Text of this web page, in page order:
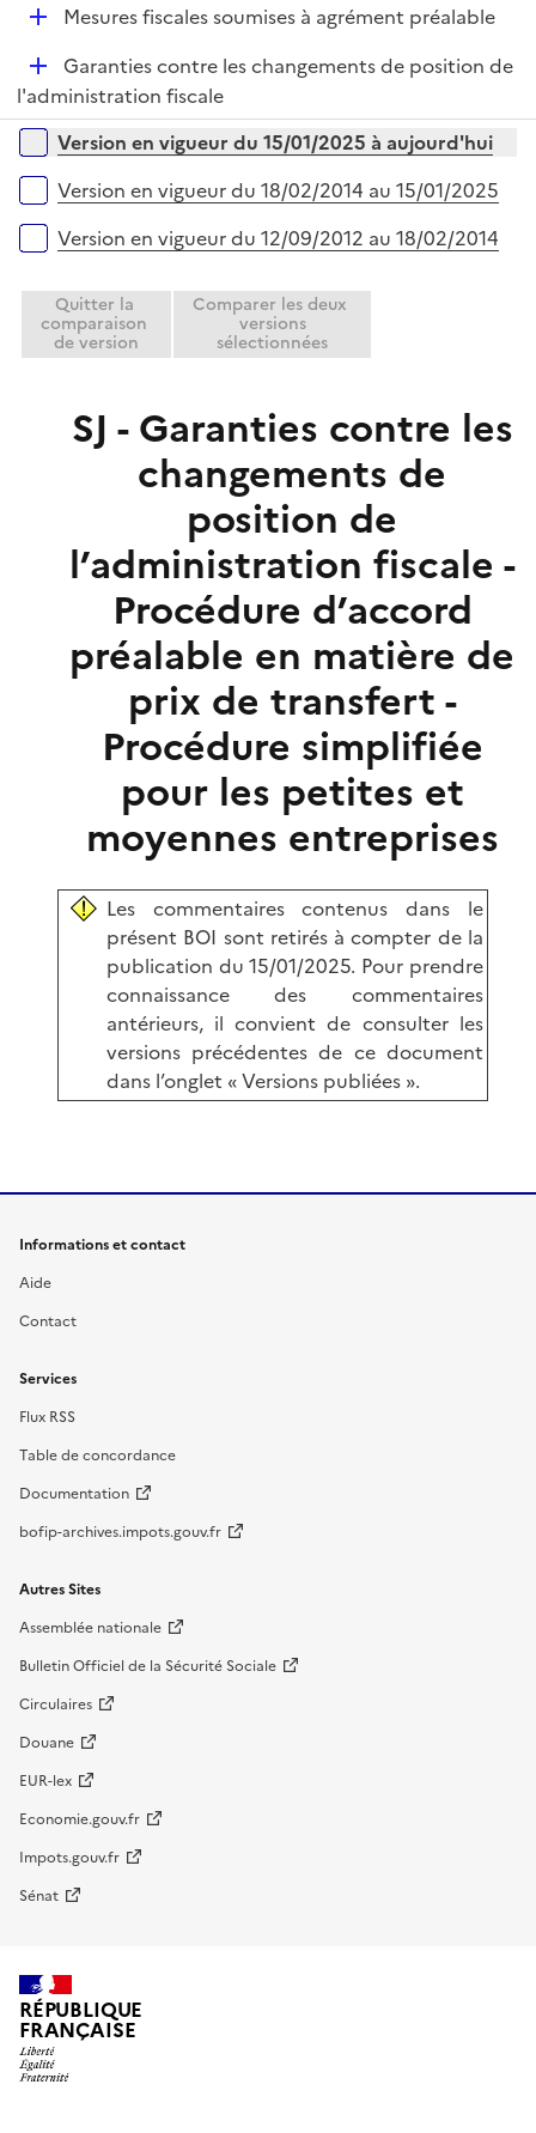
p
l
i
e
r
D
p
l
e
r
Mesures fiscales soumises à agrément préalable
D
é
p
e
r
Garanties contre les changements de position de
l'administration fiscale
Versions sur la période
Version en vigueur du 15/01/2025 à aujourd'hui
Version en vigueur du 18/02/2014 au 15/01/2025
Version en vigueur du 12/09/2012 au 18/02/2014
Quitter la
comparaison
de version
Comparer les deux
versions
sélectionnées
SJ - Garanties contre les
changements de
position de
l’administration fiscale -
Procédure d’accord
préalable en matière de
prix de transfert -
Procédure simplifiée
pour les petites et
moyennes entreprises
Les commentaires contenus dans le
présent BOI sont retirés à compter de la
publication du 15/01/2025. Pour prendre
connaissance des commentaires
antérieurs, il convient de consulter les
versions précédentes de ce document
dans l’onglet « Versions publiées ».
Informations et contact
Aide
Contact
Services
Flux RSS
Table de concordance
Documentation
bofip-archives.impots.gouv.fr
Autres Sites
Assemblée nationale
Bulletin Officiel de la Sécurité Sociale
Circulaires
Douane
EUR-lex
Economie.gouv.fr
Impots.gouv.fr
Sénat
RÉPUBLIQUE
FRANÇAISE